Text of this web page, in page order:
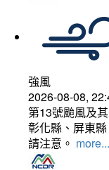
強風
2026-08-08,
第13號颱風及
彰化縣、屏東
請注意。 more...